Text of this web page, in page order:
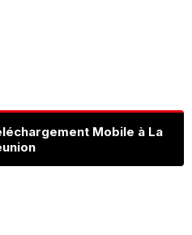
Mobile à La